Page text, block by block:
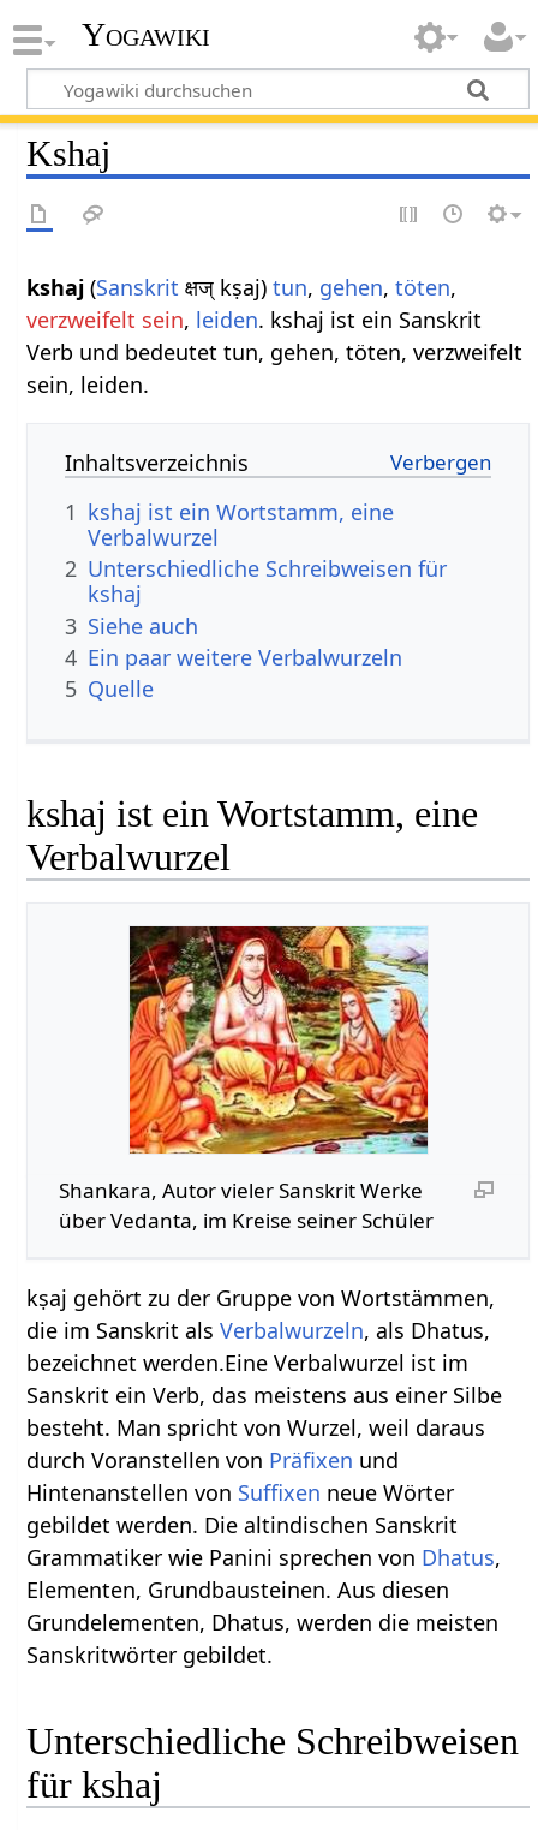
Yogawiki
Kshaj
kshaj (Sanskrit क्षज् kṣaj)tun, gehen,töten,
verzweifelt sein, leiden. kshaj ist ein Sanskrit
Verb und bedeutet tun, gehen, töten, verzweifelt
sein, leiden.
Inhaltsverzeichnis
1 kshaj ist ein Wortstamm, eine
Verbalwurzel
2 Unterschiedliche Schreibweisen für
kshaj
3 Siehe auch
4 Ein paar weitere Verbalwurzeln
5 Quelle
kshaj ist ein Wortstamm, eine
Verbalwurzel
Shankara, Autor vieler Sanskrit Werke
über Vedanta, im Kreise seiner Schüler
kṣaj gehört zu der Gruppe von Wortstämmen,
die im Sanskrit alsVerbalwurzeln, als Dhatus,
bezeichnet werden.Eine Verbalwurzel ist im
Sanskrit ein Verb, das meistens aus einer Silbe
besteht. Man spricht von Wurzel, weil daraus
durch Voranstellen von Präfixen und
Hintenanstellen von Suffixen neue Wörter
gebildet werden. Die altindischen Sanskrit
Grammatiker wie Panini sprechen von Dhatus,
Elementen, Grundbausteinen. Aus diesen
Grundelementen, Dhatus, werden die meisten
Sanskritwörter gebildet.
Unterschiedliche Schreibweisen
für kshaj